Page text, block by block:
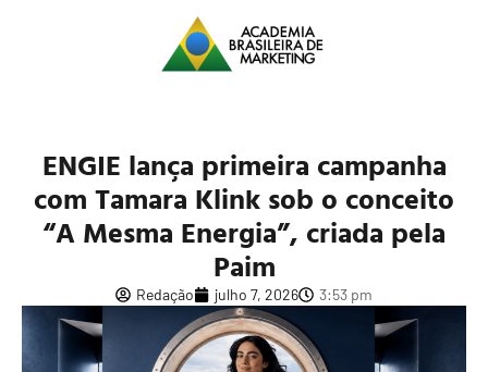
ENGIE lança primeira campanha
com Tamara Klink sob o conceito
“A Mesma Energia”, criada pela
Paim
Redação julho 7, 2026 3:53 pm